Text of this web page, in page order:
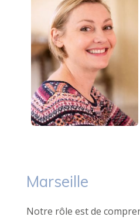
Marseille
Notre rôle est de